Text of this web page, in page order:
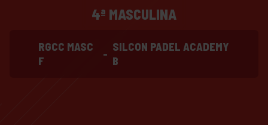
4ª MASCULINA
RGCC MASC
F
-
SILCON PADEL ACADEMY
B